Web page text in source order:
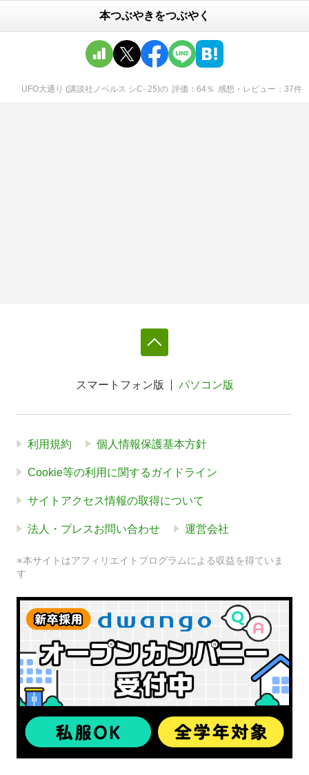
本つぶやきをつぶやく
UFO大通り (講談社ノベルス シC- 25)の 評価 64％ 感想・レビュー 37件
スマートフォン版 パソコン版
利用規約 個人情報保護基本方針
Cookie等の利用に関するガイドライン
サイトアクセス情報の取得について
法人・プレスお問い合わせ 運営会社
※本サイトはアフィリエイトプログラムによる収益を得ていま
す